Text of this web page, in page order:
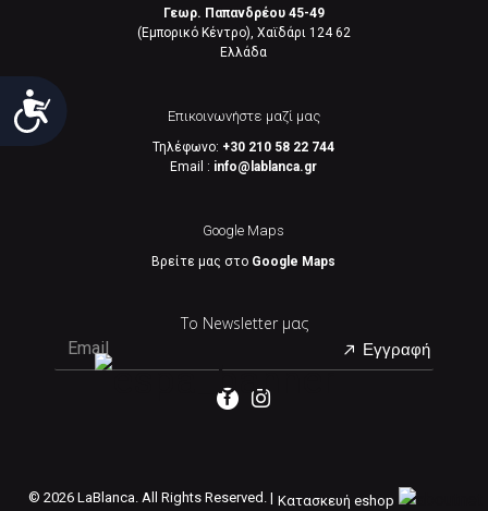
Προσιτότητα
Γεωρ. Παπανδρέου 45-49
(Εμπορικό Κέντρο), Χαϊδάρι 124 62
Eλλάδα
Επικοινωνήστε μαζί μας
Τηλέφωνο: +30 210 58 22 744
Email : info@lablanca.gr
Google Maps
Βρείτε μας στο Google Maps
Το Newsletter μας
Εγγραφή
© 2026 LaBlanca. All Rights Reserved. | Κατασκευή eshop